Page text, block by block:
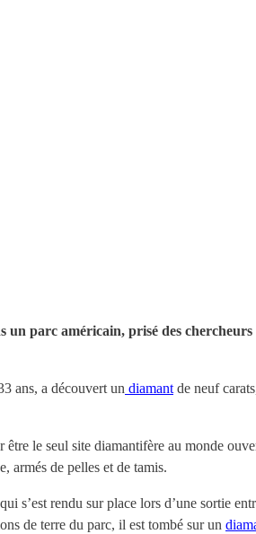
un parc américain, prisé des chercheurs
ans, a découvert un diamantde neuf
le seul site diamantifère au monde
armés de pelles et de tamis.
s’est rendu sur place lors d’une sortie
de terre du parc, il est tombé sur un